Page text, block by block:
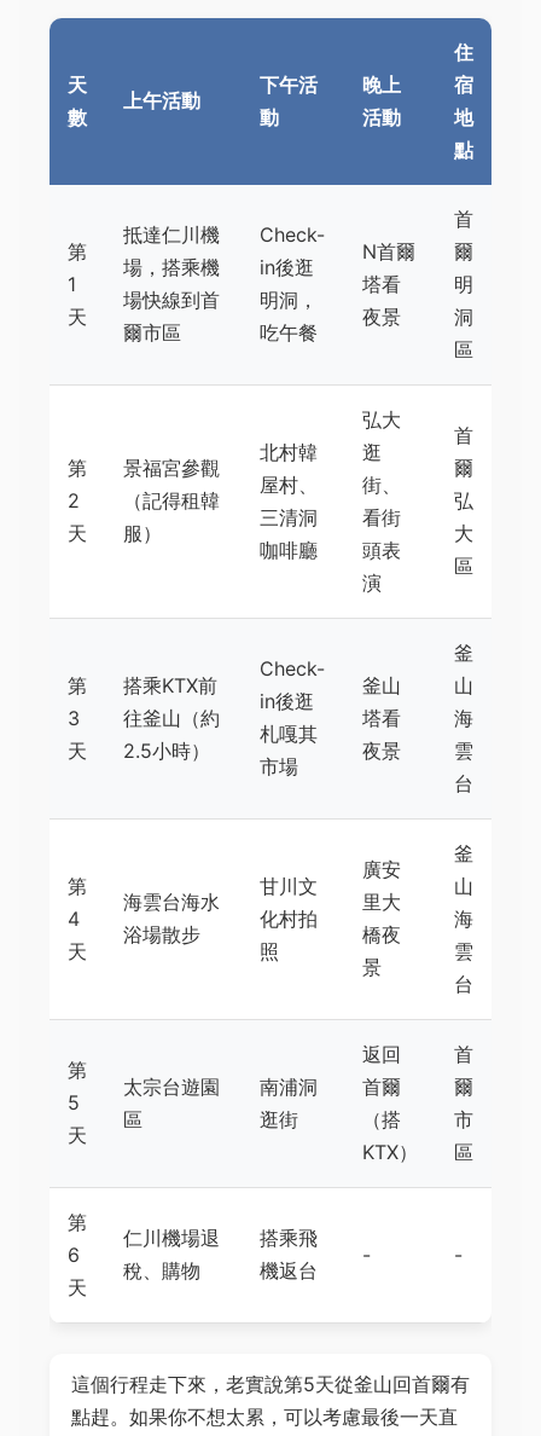
天
數
上午活動
下午活
動
晚上
活動
住
宿
地
點
第
1
天
抵達仁川機
場，搭乘機
場快線到首
爾市區
Check-
in後逛
明洞，
吃午餐
N首爾
塔看
夜景
首
爾
明
洞
區
第
2
天
景福宮參觀
（記得租韓
服）
北村韓
屋村、
三清洞
咖啡廳
弘大
逛
街、
看街
頭表
演
首
爾
弘
大
區
第
3
天
搭乘KTX前
往釜山（約
2.5小時）
Check-
in後逛
札嘎其
市場
釜山
塔看
夜景
釜
山
海
雲
台
第
4
天
海雲台海水
浴場散步
甘川文
化村拍
照
廣安
里大
橋夜
景
釜
山
海
雲
台
第
5
天
太宗台遊園
區
南浦洞
逛街
返回
首爾
（搭
KTX）
首
爾
市
區
第
6
天
仁川機場退
稅、購物
搭乘飛
機返台
- -
這個行程走下來，老實說第5天從釜山回首爾有
點趕。如果你不想太累，可以考慮最後一天直